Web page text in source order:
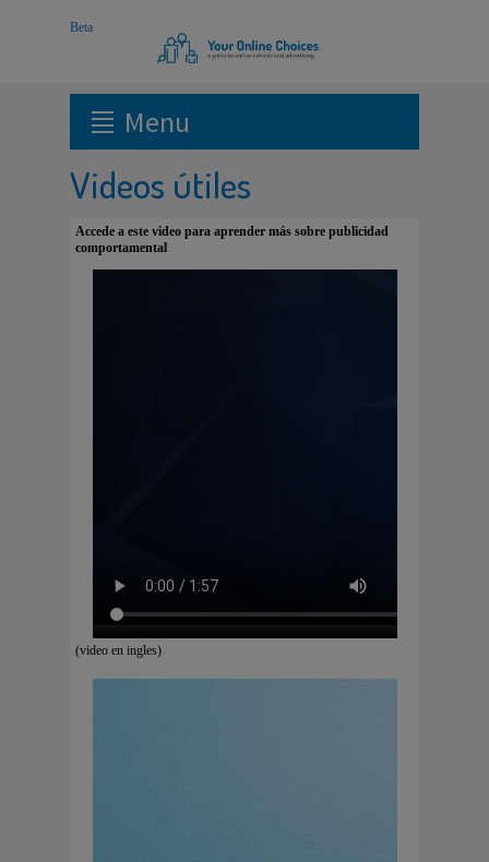
Menu
Videos útiles
Accede a este video para aprender más sobre publicidad
comportamental
(video en ingles)